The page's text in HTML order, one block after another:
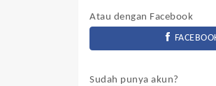
Atau dengan Facebook
Sudah punya akun?